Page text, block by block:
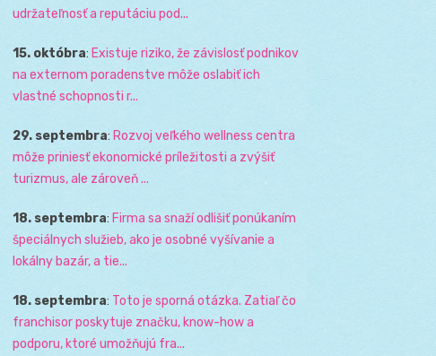
udržateľnosť a reputáciu pod...
15. októbra: Existuje riziko, že závislosť podnikov
na externom poradenstve môže oslabiť ich
vlastné schopnosti r...
29. septembra: Rozvoj veľkého wellness centra
môže priniesť ekonomické príležitosti a zvýšiť
turizmus, ale zároveň ...
18. septembra: Firma sa snaží odlišiť ponúkaním
špeciálnych služieb, ako je osobné vyšívanie a
lokálny bazár, a tie...
18. septembra: Toto je sporná otázka. Zatiaľ čo
franchisor poskytuje značku, know-how a
podporu, ktoré umožňujú fra...